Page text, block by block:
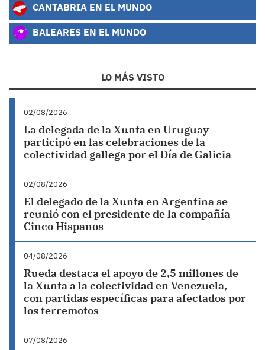
CANTABRIA EN EL MUNDO
BALEARES EN EL MUNDO
LO MÁS VISTO
02/08/2026
La delegada de la Xunta en Uruguay
participó en las celebraciones de la
colectividad gallega por el Día de Galicia
02/08/2026
El delegado de la Xunta en Argentina se
reunió con el presidente de la compañía
Cinco Hispanos
04/08/2026
Rueda destaca el apoyo de 2,5 millones de
la Xunta a la colectividad en Venezuela,
con partidas específicas para afectados por
los terremotos
07/08/2026